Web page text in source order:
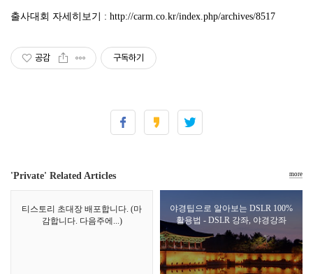
출사대회 자세히보기 : http://carm.co.kr/index.php/archives/8517
공감 구독하기
'Private' Related Articles
티스토리 초대장 배포합니다. (마
감합니다. 다음주에...)
야경팁으로 알아보는 DSLR 100%
활용법 - DSLR 강좌, 야경강좌
more